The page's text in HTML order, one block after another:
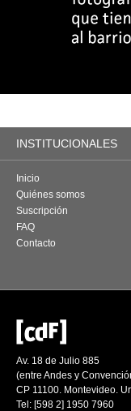
INSTITUCIONALES
Inicio
Quiénes somos
Suscripción
FAQ
Contacto
Av. 18 de Julio 885
(entre Andes y
CP 11100. Montevideo.
Tel: [598 2] 1950 7960